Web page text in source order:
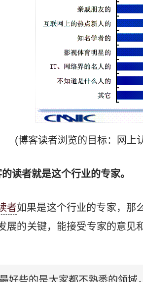
(博客读者浏览的目标：网上
读者就是这个行业的专家。
者如果是这个行业的专家，那
展的关键，能接受专家的意见